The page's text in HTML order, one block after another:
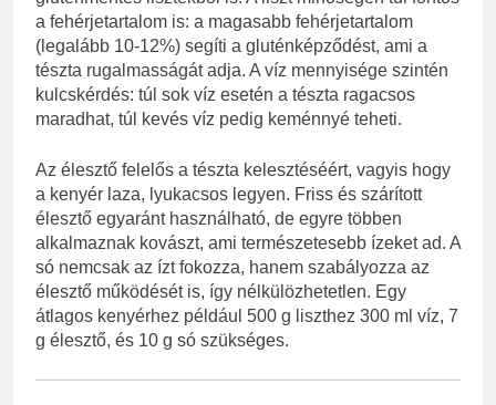
a fehérjetartalom is: a magasabb fehérjetartalom
(legalább 10-12%) segíti a gluténképződést, ami a
tészta rugalmasságát adja. A víz mennyisége szintén
kulcskérdés: túl sok víz esetén a tészta ragacsos
maradhat, túl kevés víz pedig keménnyé teheti.
Az élesztő felelős a tészta kelesztéséért, vagyis hogy
a kenyér laza, lyukacsos legyen. Friss és szárított
élesztő egyaránt használható, de egyre többen
alkalmaznak kovászt, ami természetesebb ízeket ad. A
só nemcsak az ízt fokozza, hanem szabályozza az
élesztő működését is, így nélkülözhetetlen. Egy
átlagos kenyérhez például 500 g liszthez 300 ml víz, 7
g élesztő, és 10 g só szükséges.